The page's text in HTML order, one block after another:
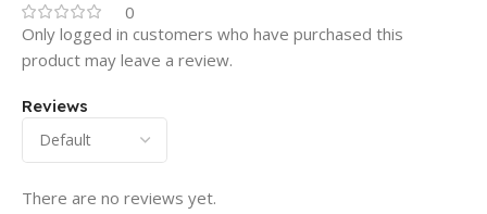
0
Reviews
There are no reviews yet.
Only logged in customers who have purchased this
product may leave a review.